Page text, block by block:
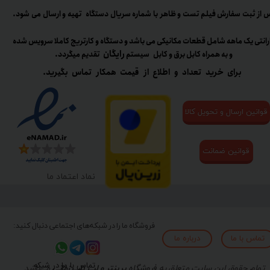
فروشگاه ما را در شبکه‌های اجتماعی دنبال کنید:
نماد اعتماد ما
تماس با ما درباره ما
برای خرید تعداد و اطلاع از قیمت همکار تماس بگیرید.
از ثبت سفارش فیلم تست و ظاهر با شماره سریال دستگاه تهیه و ارسال می شود.
تماس با ما در شبکه
یک ماهه شامل قطعات مکانیکی می باشد و دستگاه و کارتریج کاملا سرویس شده
و به همراه کابل برق و کابل سیستم رایگان تقدیم میگردد.​​​​​​​
قوانین ارسال و تحویل کالا
قوانین ضمانت